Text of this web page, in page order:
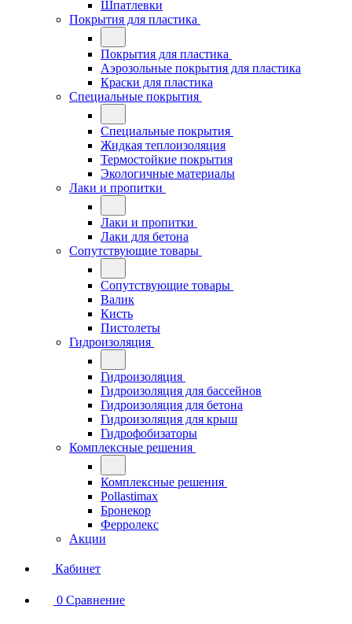
Шпатлевки
Покрытия для пластика
Покрытия для пластика
Аэрозольные покрытия для пластика
Краски для пластика
Специальные покрытия
Специальные покрытия
Жидкая теплоизоляция
Термостойкие покрытия
Экологичные материалы
Лаки и пропитки
Лаки и пропитки
Лаки для бетона
Сопутствующие товары
Сопутствующие товары
Валик
Кисть
Пистолеты
Гидроизоляция
Гидроизоляция
Гидроизоляция для бассейнов
Гидроизоляция для бетона
Гидроизоляция для крыш
Гидрофобизаторы
Комплексные решения
Комплексные решения
Pollastimax
Бронекор
Ферролекс
Акции
Кабинет
0 Сравнение